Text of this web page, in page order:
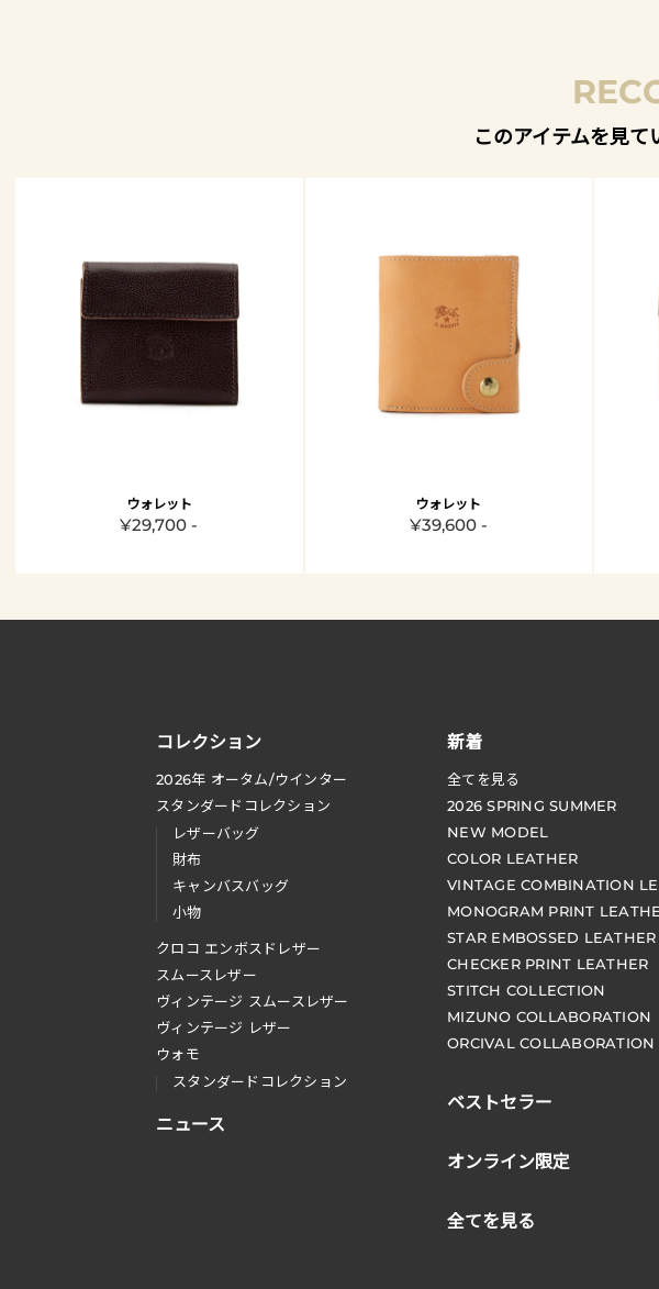
このアイテムを見
ウォレット
¥29,700 -
ウォレット
¥39,600 -
コレクション
2026年 オータム/ウインター
スタンダードコレクション
レザーバッグ
財布
キャンバスバッグ
小物
クロコ エンボスドレザー
スムースレザー
ヴィンテージ スムースレザー
ヴィンテージ レザー
ウォモ
スタンダードコレクション
ニュース
新着
全てを見る
2026 SPRING SUMMER
NEW MODEL
COLOR LEATHER
VINTAGE COMBINATION
MONOGRAM PRINT
STAR EMBOSSED LEATHER
CHECKER PRINT LEATHER
STITCH COLLECTION
MIZUNO COLLABORATION
ORCIVAL COLLABORATION
ベストセラー
オンライン限定
全てを見る